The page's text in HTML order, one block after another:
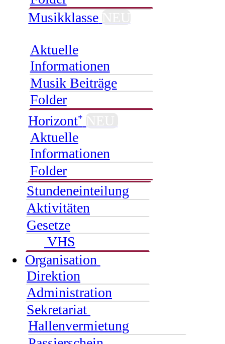
Musikklasse
Aktuelle
Informationen
Musik Beiträge
Folder
Horizont⁺
Aktuelle
Informationen
Folder
Stundeneinteilung
Aktivitäten
Gesetze
VHS
Organisation
Direktion
Administration
Sekretariat
Hallenvermietung